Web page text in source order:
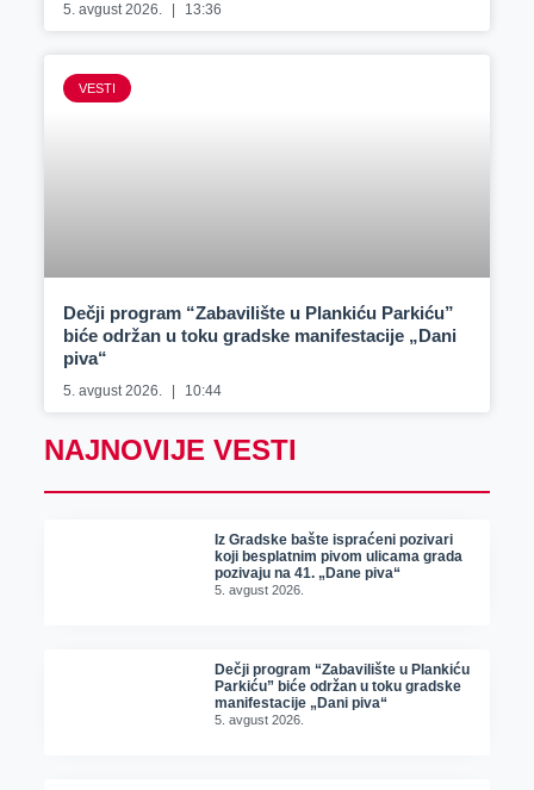
5. avgust 2026. 13:36
VESTI
Dečji program “Zabavilište u Plankiću Parkiću”
biće održan u toku gradske manifestacije „Dani
piva“
5. avgust 2026. 10:44
NAJNOVIJE VESTI
Iz Gradske bašte ispraćeni pozivari
koji besplatnim pivom ulicama grada
pozivaju na 41. „Dane piva“
5. avgust 2026.
Dečji program “Zabavilište u Plankiću
Parkiću” biće održan u toku gradske
manifestacije „Dani piva“
5. avgust 2026.